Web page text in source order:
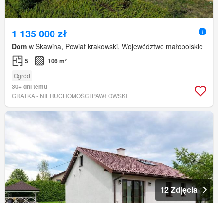
1 135 000 zł
Dom w Skawina, Powiat krakowski, Województwo małopolskie
5 106 m²
Ogród
30+ dni temu
GRATKA - NIERUCHOMOŚCI PAWŁOWSKI
12 Zdjęcia